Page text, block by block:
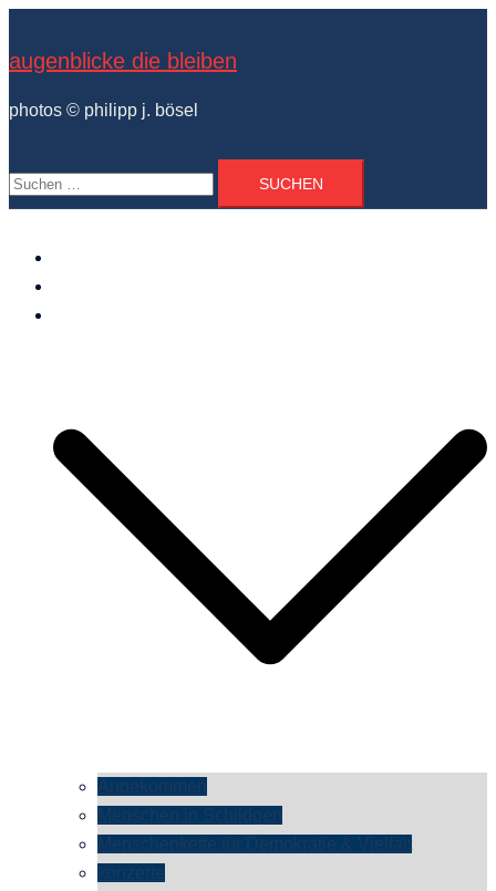
springen
augenblicke die bleiben
photos © philipp j. bösel
Suchen
nach:
Angekommen
Menschen in Schildgen
Menschenkette für Demokratie & Vielfalt
konzerte